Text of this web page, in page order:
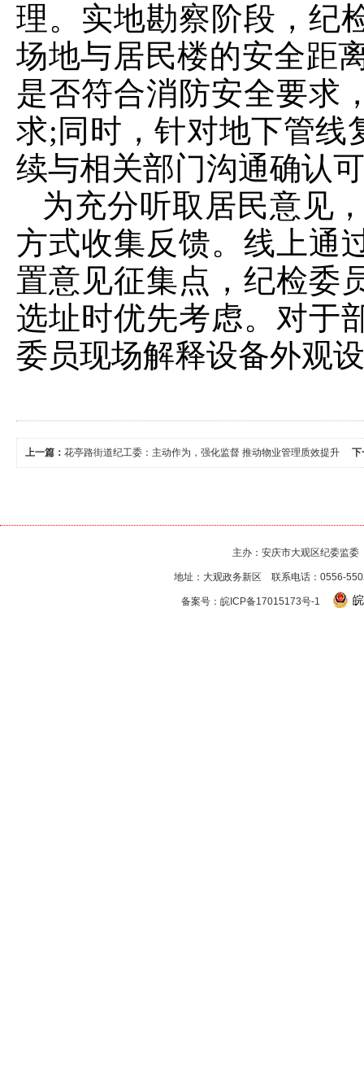
理。实地勘察阶段，纪
场地与居民楼的安全距
是否符合消防安全要求
求;同时，针对地下管线
续与相关部门沟通确认
为充分听取居民意见
方式收集反馈。线上通
置意见征集点，纪检委
选址时优先考虑。对于
委员现场解释设备外观
上一篇： 花亭路街道纪工委：主动作为，强化监督 推动物业管理质效提升 下
主办：安庆市大观区纪委监
地址：大观政务新区 联系电话：0556-
备案号： 皖ICP备17015173号-1